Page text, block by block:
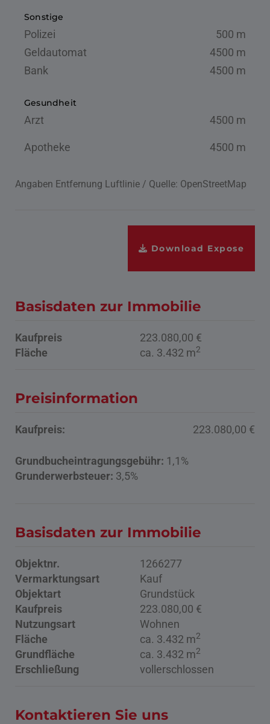
Sonstige
Polizei
500 m
Geldautomat
4500 m
Bank
4500 m
Gesundheit
Arzt 4500 m
Apotheke 4500 m
Angaben Entfernung Luftlinie / Quelle: OpenStreetMap
Download Expose
Basisdaten zur Immobilie
Kaufpreis
223.080,00 €
Fläche
ca. 3.432 m2
Preisinformation
Kaufpreis: 223.080,00 €
Grundbucheintragungsgebühr: 1,1%
Grunderwerbsteuer: 3,5%
Basisdaten zur Immobilie
Objektnr.
1266277
Vermarktungsart
Kauf
Objektart
Grundstück
Kaufpreis
223.080,00 €
Nutzungsart
Wohnen
Fläche
ca. 3.432 m2
Grundfläche ca. 3.432 m2
Erschließung vollerschlossen
Kontaktieren Sie uns